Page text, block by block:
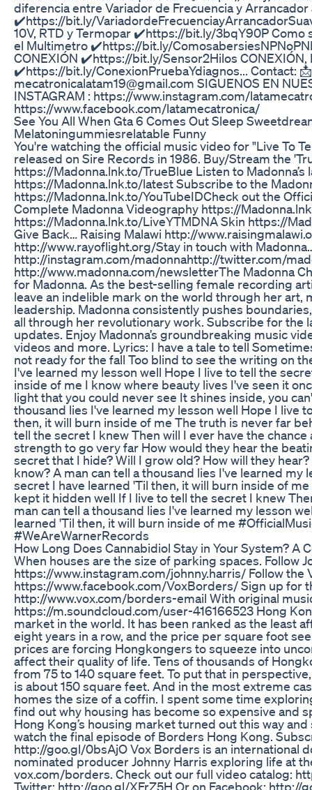
diferencia entre Variador de Frecuencia y Arrancador
✔️https://bit.ly/
10V, RTD y Termopar ✔️https://bit.ly/3bqY90P Como
el Multimetro ✔️https://bit.ly/
CONEXIÓN ✔️https://bit.ly/Sensor2Hilos CONEXIÓN,
✔️https://bit.ly/ConexionPruebaYdiagnos... Contact: 📩
mecatronicalatam19@gmail.com SIGUENOS EN
INSTAGRAM : https://www.instagram.com/
https://www.facebook.com/latamecatronica/
See You All When Gta 6 Comes Out Sleep
Melatoningummiesrelatable Funny
You're watching the official music video for "Live To
released on Sire Records in 1986. Buy/Stream the
https://Madonna.lnk.to/TrueBlue Listen to Madonna’s
https://Madonna.lnk.to/latest Subscribe to the
https://Madonna.lnk.to/YouTubeID​ Check out the
Complete Madonna Videography https://
https://Madonna.lnk.to/LiveYT​ MDNA Skin https://
Give Back… Raising Malawi http://
http://www.rayoflight.org/​ Stay in touch with
http://instagram.com/madonna​ http://twitter.com/
http://www.madonna.com/newsletter​ The Madonna
for Madonna. As the best-selling female recording
leave an indelible mark on the world through her art,
leadership. Madonna consistently pushes
all through her revolutionary work. Subscribe for the
updates. Enjoy Madonna’s groundbreaking music
videos and more. Lyrics: I have a tale to tell
not ready for the fall Too blind to see the writing on
I've learned my lesson well Hope I live to tell the
inside of me I know where beauty lives I've seen it
light that you could never see It shines inside, you
thousand lies I've learned my lesson well Hope I live
then, it will burn inside of me The truth is never far
tell the secret I knew Then will I ever have the chance
strength to go very far How would they hear the
secret that I hide? Will I grow old? How will they
know? A man can tell a thousand lies I've learned my
secret I have learned 'Til then, it will burn inside of
kept it hidden well If I live to tell the secret I knew
man can tell a thousand lies I've learned my lesson
learned 'Til then, it will burn inside of me
#WeAreWarnerRecords
How Long Does Cannabidiol Stay in Your System? A
When houses are the size of parking spaces. Follow
https://www.instagram.com/johnny.harris/ Follow the
https://www.facebook.com/VoxBorders/ Sign up for
http://www.vox.com/borders-email With original
https://m.soundcloud.com/user-416166523 Hong
market in the world. It has been ranked as the least
eight years in a row, and the price per square foot
prices are forcing Hongkongers to squeeze into
affect their quality of life. Tens of thousands of
from 75 to 140 square feet. To put that in
is about 150 square feet. And in the most extreme
homes the size of a coffin. I spent some time
find out why housing has become so expensive and
Hong Kong’s housing market turned out this way and
watch the final episode of Borders Hong Kong.
http://goo.gl/0bsAjO Vox Borders is an international
nominated producer Johnny Harris exploring life at
vox.com/borders. Check out our full video catalog:
Twitter: http://goo.gl/XFrZ5H Or on Facebook: http://